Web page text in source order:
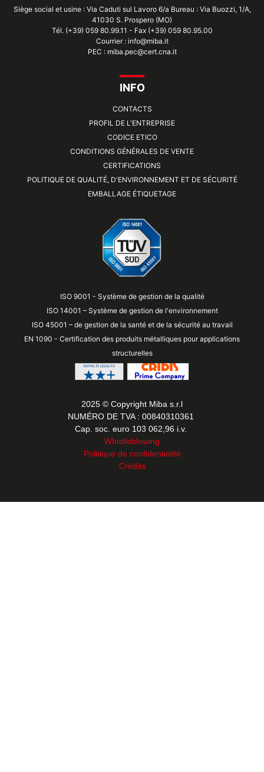
Siège social et usine : Via Caduti sul Lavoro 6/a Bureau : Via Buozzi, 1/A,
41030 S. Prospero (MO)
Tél. (+39) 059 80.99.11 - Fax (+39) 059 80.95.00
Courrier : info@miba.it
PEC : miba.pec@cert.cna.it
INFO
CONTACTS
PROFIL DE L'ENTREPRISE
CODICE ETICO
CONDITIONS GÉNÉRALES DE VENTE
CERTIFICATIONS
POLITIQUE DE QUALITÉ, D'ENVIRONNEMENT ET DE SÉCURITÉ
EMBALLAGE ÉTIQUETAGE
ISO 9001 - Système de gestion de la qualité
ISO 14001 – Système de gestion de l'environnement
ISO 45001 – de gestion de la santé et de la sécurité au travail
EN 1090 - Certification des produits métalliques pour applications
structurelles
2025 © Copyright Miba s.r.l
NUMÉRO DE TVA : 00840310361
Cap. soc. euro 103 062,96 i.v.
Whistleblowing
Politique de confidentialité
Crédits